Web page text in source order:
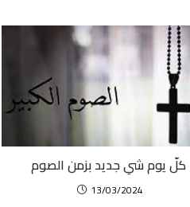
كلّ يوم شي جديد بزمن الصوم
13/03/2024